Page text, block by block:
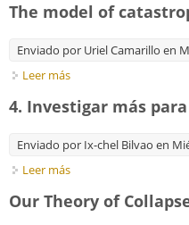
The model of
Enviado por Uriel Camarillo en
Leer más
4. Investigar más
Enviado por Ix-chel Bilvao en
Leer más
Our Theory of